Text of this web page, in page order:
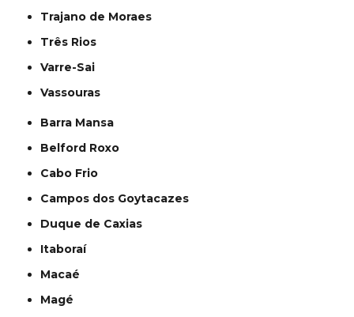
Trajano de Moraes
Três Rios
Varre-Sai
Vassouras
Barra Mansa
Belford Roxo
Cabo Frio
Campos dos Goytacazes
Duque de Caxias
Itaboraí
Macaé
Magé